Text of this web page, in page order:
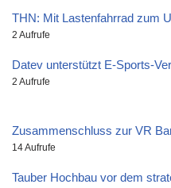
THN: Mit Lastenfahrrad zum
2 Aufrufe
Datev unterstützt E-Sports-
2 Aufrufe
Zusammenschluss zur VR
14 Aufrufe
Tauber Hochbau vor dem